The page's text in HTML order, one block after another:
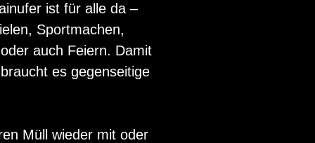
ist für alle da –
Sportmachen,
auch Feiern. Damit
es gegenseitige
Müll wieder mit oder